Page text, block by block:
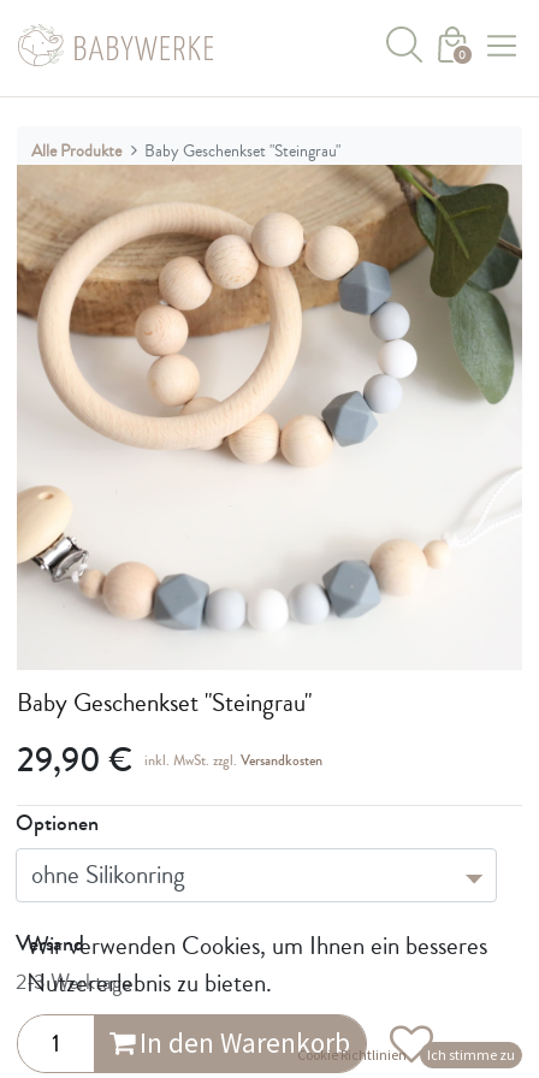
0
Alle Produkte Baby Geschenkset "Steingrau"
Baby Geschenkset "Steingrau"
29,90 € inkl. MwSt. zzgl. Versandkosten
Optionen
Versand
2-3 Werktage
In den Warenkorb
Wir verwenden Cookies, um Ihnen ein besseres
Nutzererlebnis zu bieten.
Cookie Richtlinien Ich stimme zu